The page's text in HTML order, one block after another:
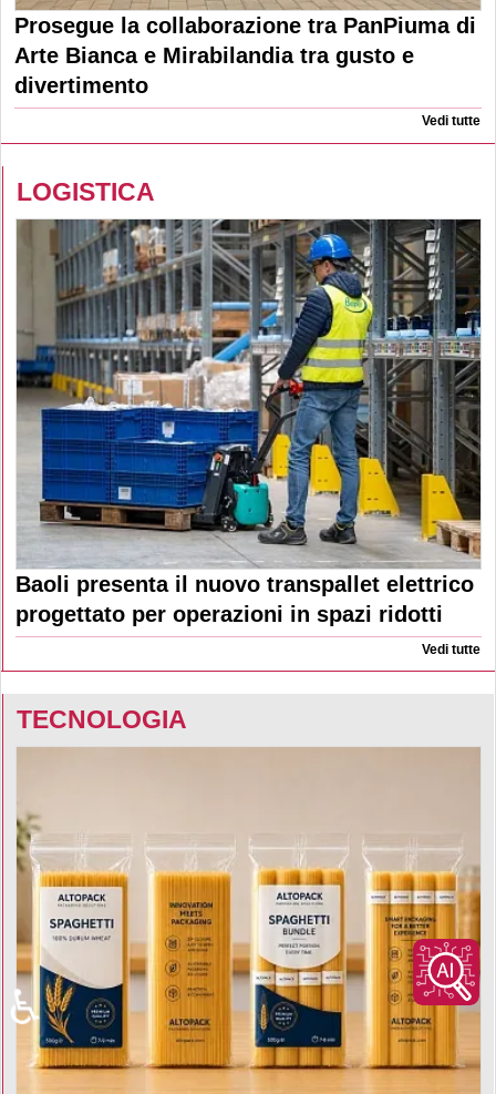
Prosegue la collaborazione tra PanPiuma di
Arte Bianca e Mirabilandia tra gusto e
divertimento
Vedi tutte
LOGISTICA
Baoli presenta il nuovo transpallet elettrico
progettato per operazioni in spazi ridotti
Vedi tutte
TECNOLOGIA